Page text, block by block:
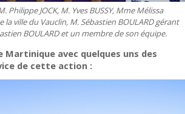
Philippe JOCK, M. Yves BUSSY, Mme Mélissa
la ville du Vauclin, M. Sébastien BOULARD gérant
BOULARD et un membre de son équipe.
Martinique avec quelques uns des
de cette action :